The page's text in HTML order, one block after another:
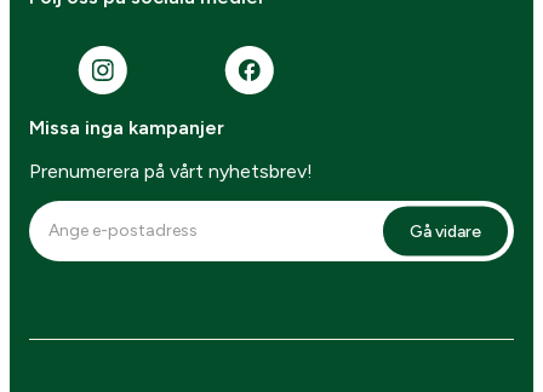
Missa inga kampanjer
Prenumerera på vårt nyhetsbrev!
Gå vidare